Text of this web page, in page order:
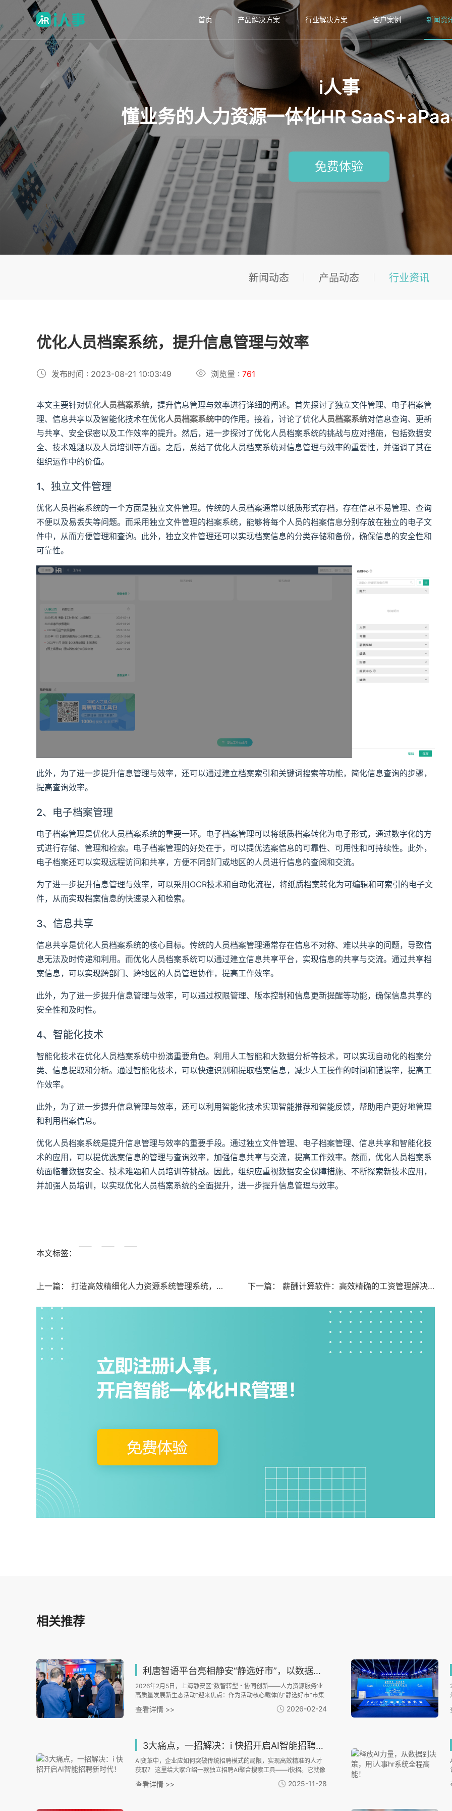
首页 产品解决方案 行业解决方案 客户案例 新闻资
i人事
懂业务的人力资源一体化HR
免费体验
新闻动态 产品动态 行业资讯
优化人员档案系统，提升信息管理与效率
发布时间 : 2023-08-21 10:03:49 浏览量 : 761
本文主要针对优化人员档案系统，提升信息管理与效率进行详细的阐述。首先探讨了独立文件管理、电子档案管
理、信息共享以及智能化技术在优化人员档案系统中的作用。接着，讨论了优化人员档案系统对信息查询、更新
与共享、安全保密以及工作效率的提升。然后，进一步探讨了优化人员档案系统的挑战与应对措施，包括数据安
全、技术难题以及人员培训等方面。之后，总结了优化人员档案系统对信息管理与效率的重要性，并强调了其在
组织运作中的价值。
1、独立文件管理
优化人员档案系统的一个方面是独立文件管理。传统的人员档案通常以纸质形式存档，存在信息不易管理、查询
不便以及易丢失等问题。而采用独立文件管理的档案系统，能够将每个人员的档案信息分别存放在独立的电子文
件中，从而方便管理和查询。此外，独立文件管理还可以实现档案信息的分类存储和备份，确保信息的安全性和
可靠性。
此外，为了进一步提升信息管理与效率，还可以通过建立档案索引和关键词搜索等功能，简化信息查询的步骤，
提高查询效率。
2、电子档案管理
电子档案管理是优化人员档案系统的重要一环。电子档案管理可以将纸质档案转化为电子形式，通过数字化的方
式进行存储、管理和检索。电子档案管理的好处在于，可以提优选案信息的可靠性、可用性和可持续性。此外，
电子档案还可以实现远程访问和共享，方便不同部门或地区的人员进行信息的查阅和交流。
为了进一步提升信息管理与效率，可以采用OCR技术和自动化流程，将纸质档案转化为可编辑和可索引的电子文
件，从而实现档案信息的快速录入和检索。
3、信息共享
信息共享是优化人员档案系统的核心目标。传统的人员档案管理通常存在信息不对称、难以共享的问题，导致信
息无法及时传递和利用。而优化人员档案系统可以通过建立信息共享平台，实现信息的共享与交流。通过共享档
案信息，可以实现跨部门、跨地区的人员管理协作，提高工作效率。
此外，为了进一步提升信息管理与效率，可以通过权限管理、版本控制和信息更新提醒等功能，确保信息共享的
安全性和及时性。
4、智能化技术
智能化技术在优化人员档案系统中扮演重要角色。利用人工智能和大数据分析等技术，可以实现自动化的档案分
类、信息提取和分析。通过智能化技术，可以快速识别和提取档案信息，减少人工操作的时间和错误率，提高工
作效率。
此外，为了进一步提升信息管理与效率，还可以利用智能化技术实现智能推荐和智能反馈，帮助用户更好地管理
和利用档案信息。
优化人员档案系统是提升信息管理与效率的重要手段。通过独立文件管理、电子档案管理、信息共享和智能化技
术的应用，可以提优选案信息的管理与查询效率，加强信息共享与交流，提高工作效率。然而，优化人员档案系
统面临着数据安全、技术难题和人员培训等挑战。因此，组织应重视数据安全保障措施、不断探索新技术应用，
并加强人员培训，以实现优化人员档案系统的全面提升，进一步提升信息管理与效率。
本文标签：
上一篇： 打造高效精细化人力资源系统管理系统，助力企业提升管理效能 下一篇： 薪酬计算软件：高效精确的工资管理解决方案
相关推荐
利唐智语平台亮相静安“静选好市”，以数据资产化能力赋能人力资源数智转型
2026年2月5日，上海静安区“数智转型・协同创新——人力资源服务业
高质量发展新生态活动”迎来焦点：作为活动核心载体的“静选好市”市集
正式开市，而首个聚焦企业全域对话数据资产化的协同平台——利唐科
技“利唐智语” 的亮相，以其前沿的多模态解析与数据资产化能力，成为
查看详情 >> 2026-02-24
3大痛点，一招解决：i 快招开启AI智能招聘新时代！
AI变革中，企业应如何突破传统招聘模式的局限，实现高效精准的人才
获取？ 这里给大家介绍一款独立招聘AI聚合搜索工具——i快招。它就像
招聘界的超级助手，凭借三大核心功能，直击招聘痛点，帮企业实现从
“大海捞针”到“精准狙击”的转变。
查看详情 >> 2025-11-28